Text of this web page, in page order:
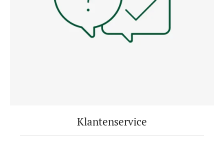
Klantenservice